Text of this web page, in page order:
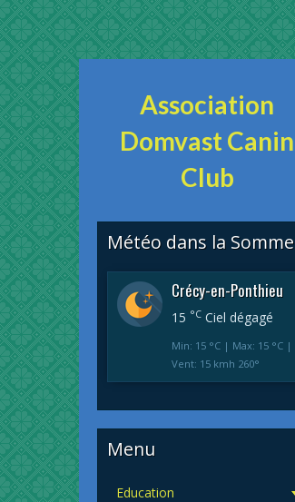
Association
Domvast Canin
Club
Météo dans la Somme
Crécy-en-Ponthieu
15 °C Ciel dégagé
Min: 15 °C | Max: 15 °C |
Vent: 15 kmh 260°
Menu
Education